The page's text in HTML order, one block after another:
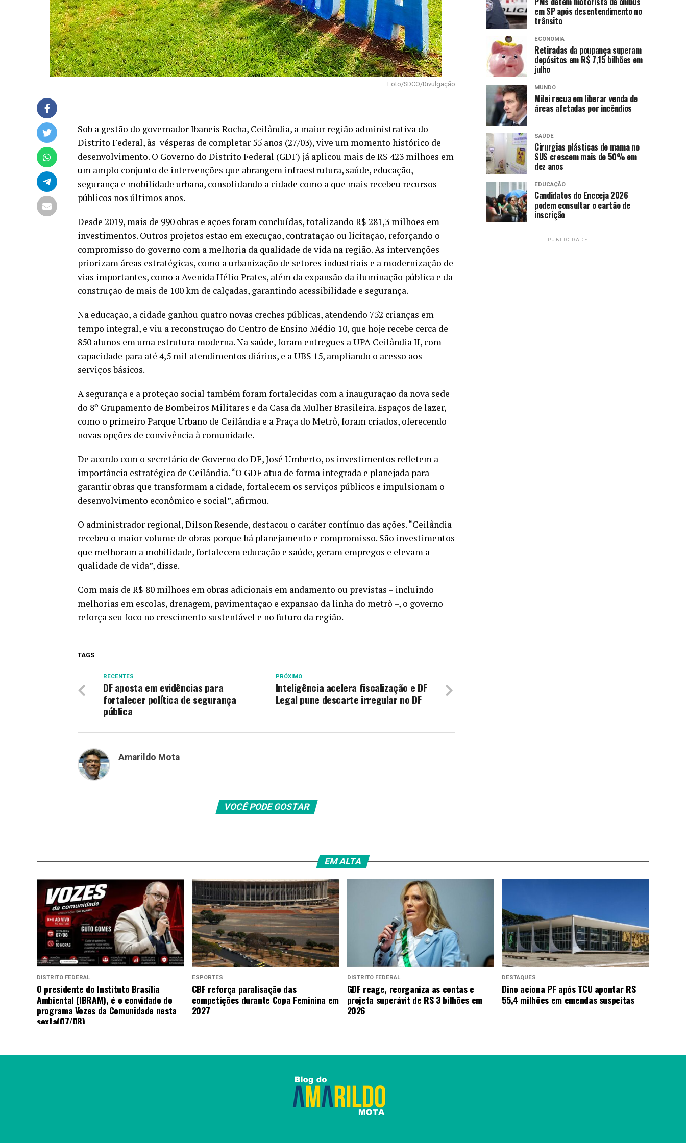
Foto/SDCO/Divulgação
Sob a gestão do governador Ibaneis Rocha, Ceilândia, a maior região administrativa do
Distrito Federal, às vésperas de completar 55 anos (27/03), vive um momento histórico de
desenvolvimento. O Governo do Distrito Federal (GDF) já aplicou mais de R$ 423 milhões em
um amplo conjunto de intervenções que abrangem infraestrutura, saúde, educação,
segurança e mobilidade urbana, consolidando a cidade como a que mais recebeu recursos
públicos nos últimos anos.
Desde 2019, mais de 990 obras e ações foram concluídas, totalizando R$ 281,3 milhões em
investimentos. Outros projetos estão em execução, contratação ou licitação, reforçando o
compromisso do governo com a melhoria da qualidade de vida na região. As intervenções
priorizam áreas estratégicas, como a urbanização de setores industriais e a modernização de
vias importantes, como a Avenida Hélio Prates, além da expansão da iluminação pública e da
construção de mais de 100 km de calçadas, garantindo acessibilidade e segurança.
Na educação, a cidade ganhou quatro novas creches públicas, atendendo 752 crianças em
tempo integral, e viu a reconstrução do Centro de Ensino Médio 10, que hoje recebe cerca de
850 alunos em uma estrutura moderna. Na saúde, foram entregues a UPA Ceilândia II, com
capacidade para até 4,5 mil atendimentos diários, e a UBS 15, ampliando o acesso aos
serviços básicos.
A segurança e a proteção social também foram fortalecidas com a inauguração da nova sede
do 8º Grupamento de Bombeiros Militares e da Casa da Mulher Brasileira. Espaços de lazer,
como o primeiro Parque Urbano de Ceilândia e a Praça do Metrô, foram criados, oferecendo
novas opções de convivência à comunidade.
De acordo com o secretário de Governo do DF, José Umberto, os investimentos refletem a
importância estratégica de Ceilândia. “O GDF atua de forma integrada e planejada para
garantir obras que transformam a cidade, fortalecem os serviços públicos e impulsionam o
desenvolvimento econômico e social”, afirmou.
O administrador regional, Dilson Resende, destacou o caráter contínuo das ações. “Ceilândia
recebeu o maior volume de obras porque há planejamento e compromisso. São investimentos
que melhoram a mobilidade, fortalecem educação e saúde, geram empregos e elevam a
qualidade de vida”, disse.
Com mais de R$ 80 milhões em obras adicionais em andamento ou previstas – incluindo
melhorias em escolas, drenagem, pavimentação e expansão da linha do metrô –, o governo
reforça seu foco no crescimento sustentável e no futuro da região.
TAGS
PRÓXIMO
Inteligência acelera fiscalização e DF
Legal pune descarte irregular no DF
RECENTES
DF aposta em evidências para
fortalecer política de segurança
pública
Amarildo Mota
VOCÊ PODE GOSTAR
em SP após desentendimento no
trânsito
ECONOMIA
Retiradas da poupança superam
depósitos em R$ 7,15 bilhões em
julho
MUNDO
Milei recua em liberar venda de
áreas afetadas por incêndios
SAÚDE
Cirurgias plásticas de mama no
SUS crescem mais de 50% em
dez anos
EDUCAÇÃO
Candidatos do Encceja 2026
podem consultar o cartão de
inscrição
PUBLICIDADE
EM ALTA
DISTRITO FEDERAL
O presidente do Instituto Brasília
Ambiental (IBRAM), é o convidado do
programa Vozes da Comunidade nesta
sexta(07/08).
ESPORTES
CBF reforça paralisação das
competições durante Copa Feminina em
2027
DISTRITO FEDERAL
GDF reage, reorganiza as contas e
projeta superávit de R$ 3 bilhões em
2026
DESTAQUES
Dino aciona PF após TCU apontar R$
55,4 milhões em emendas suspeitas